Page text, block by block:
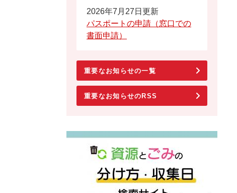
2026年7月27日更新
パスポートの申請（窓口での
書面申請）
重要なお知らせの一覧
重要なお知らせのRSS